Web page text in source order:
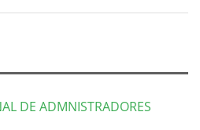
DE ADMNISTRADORES